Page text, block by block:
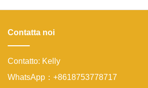
Contatta noi
Contatto: Kelly
WhatsApp：+8618753778717